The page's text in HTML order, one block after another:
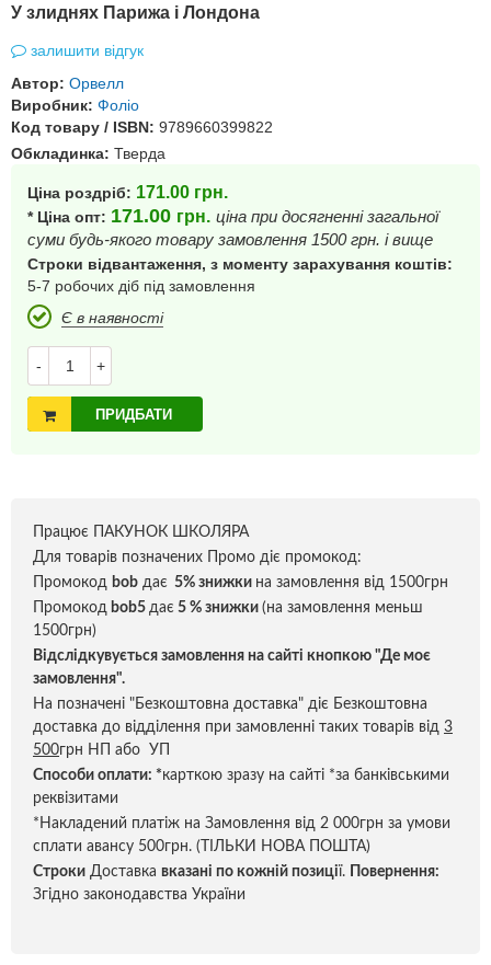
У злиднях Парижа і Лондона
залишити відгук
Автор: Орвелл
Виробник: Фоліо
Код товару / ISBN: 9789660399822
Обкладинка: Тверда
Ціна роздріб: 171.00 грн.
* Ціна опт: 171.00 грн. ціна при досягненні загальної
суми будь-якого товару замовлення 1500 грн. і вище
Строки відвантаження, з моменту зарахування коштів:
5-7 робочих діб під замовлення
Є в наявності
- +
ПРИДБАТИ
Працює ПАКУНОК ШКОЛЯРА
Для товарів позначених Промо діє промокод:
Промокод bob дає 5% знижки на замовлення від 1500грн
Промокод bob5 дає 5 % знижки (на замовлення меньш
1500грн)
Відслідкувується замовлення на сайті кнопкою "Де моє
замовлення".
На позначені "Безкоштовна доставка" діє Безкоштовна
доставка до відділення при замовленні таких товарів від 3
500грн НП або УП
Способи оплати: *карткою зразу на сайті *за банківськими
реквізитами
*Накладений платіж на Замовлення від 2 000грн за умови
сплати авансу 500грн. (ТІЛЬКИ НОВА ПОШТА)
Строки Доставка вказані по кожній позиції.
Повернення:
Згідно законодавства України